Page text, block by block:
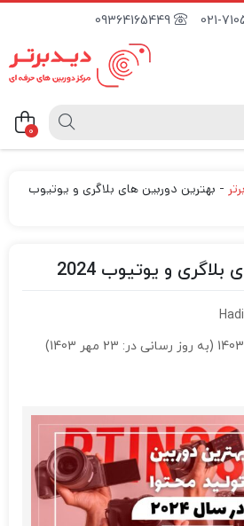
09364165449
0
- بهترین دوربین های بلاگری و یوتیوب
و یوتیوب 2024